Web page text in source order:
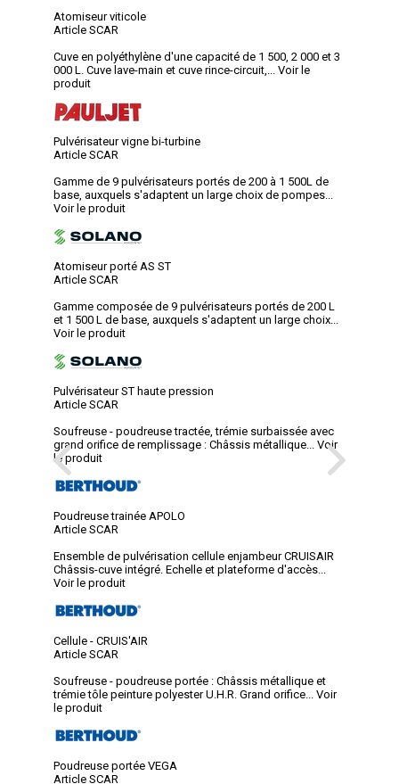
Atomiseur viticole
Article SCAR
Cuve en polyéthylène d'une capacité de 1 500, 2 000 et 3
000 L. Cuve lave-main et cuve rince-circuit,...
Voir le
produit
Pulvérisateur vigne bi-turbine
Article SCAR
Gamme de 9 pulvérisateurs portés de 200 à 1 500L de
base, auxquels s'adaptent un large choix de pompes...
Voir le produit
Atomiseur porté AS ST
Article SCAR
Gamme composée de 9 pulvérisateurs portés de 200 L
et 1 500 L de base, auxquels s'adaptent un large choix...
Voir le produit
Pulvérisateur ST haute pression
Article SCAR
Soufreuse - poudreuse tractée, trémie surbaissée avec
grand orifice de remplissage : Châssis métallique...
Voir
le produit
Poudreuse trainée APOLO
Article SCAR
Ensemble de pulvérisation cellule enjambeur CRUISAIR
Châssis-cuve intégré. Echelle et plateforme d'accès...
Voir le produit
Cellule - CRUIS'AIR
Article SCAR
Soufreuse - poudreuse portée : Châssis métallique et
trémie tôle peinture polyester U.H.R. Grand orifice...
Voir
le produit
Poudreuse portée VEGA
Article SCAR